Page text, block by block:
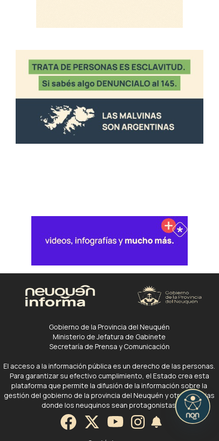
Gobierno de la Provincia del Neuquén
Ministerio de Jefatura de Gabinete
Secretaría de Prensa y Comunicación
El acceso a la información pública es un derecho de las personas.
Para garantizar su efectivo cumplimiento, el Estado crea esta
plataforma que permite la difusión de la información sobre la
gestión del gobierno de la provincia del Neuquén y otras noticias
donde los neuquinos sean protagonistas.